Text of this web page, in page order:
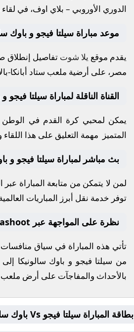
الدوري الأوروبي – بلاي اوف، في
موعد مباراة سيلتا فيجو و باوك
يقدم موقع يلا شوت تفاصيل إنطلاق
مصر، على أرضية ملعب ستاد أبانكا-
القناة الناقلة لمباراة سيلتا فيجو
يمكن لمحبي كرة القدم في الوطن
المتميز مهمة التعليق على هذا
بث مباشر لمباراة سيلتا فيجو و
لمن لا يتمكن من متابعة المباراة
توفر خدمة نقل أبرز المباريات
نظرة على المواجهة عبر yallashoot
تأتي هذه المباراة في سياق منافسات
من سيلتا فيجو و باوك سالونيكا
بالأحداث والمفاجآت على أرض ملعب
بطاقة المباراة سيلتا فيجو Vs باوك سالونيكا